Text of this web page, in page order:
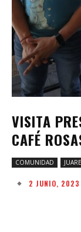
VISITA
CAFÉ
COMUNIDAD
2 JUNIO, 2023